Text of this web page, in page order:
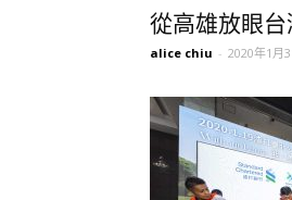
從高雄放眼台
alice chiu - 2020年1月